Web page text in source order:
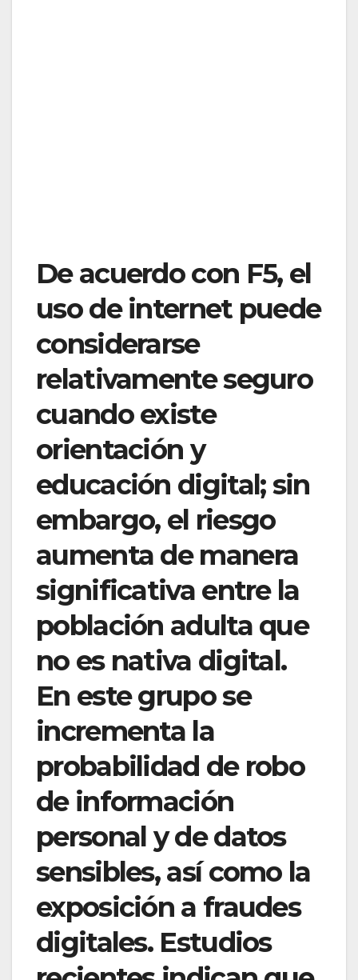
De acuerdo con F5, el
uso de internet puede
considerarse
relativamente seguro
cuando existe
orientación y
educación digital; sin
embargo, el riesgo
aumenta de manera
significativa entre la
población adulta que
no es nativa digital.
En este grupo se
incrementa la
probabilidad de robo
de información
personal y de datos
sensibles, así como la
exposición a fraudes
digitales. Estudios